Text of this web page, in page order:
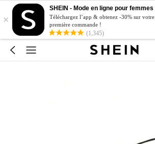
×
SHEIN - Mode en ligne pour femmes
Téléchargez l’app & obtenez -30% sur votre
première commande !
(1,345)